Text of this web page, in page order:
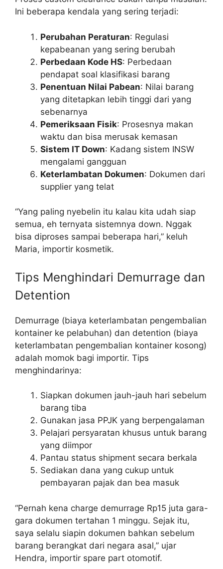
Ini beberapa kendala yang sering terjadi:
Perubahan Peraturan: Regulasi
kepabeanan yang sering berubah
Perbedaan Kode HS: Perbedaan
pendapat soal klasifikasi barang
Penentuan Nilai Pabean: Nilai barang
yang ditetapkan lebih tinggi dari yang
sebenarnya
Pemeriksaan Fisik: Prosesnya makan
waktu dan bisa merusak kemasan
Sistem IT Down: Kadang sistem INSW
mengalami gangguan
Keterlambatan Dokumen: Dokumen dari
supplier yang telat
“Yang paling nyebelin itu kalau kita udah siap
semua, eh ternyata sistemnya down. Nggak
bisa diproses sampai beberapa hari,” keluh
Maria, importir kosmetik.
Tips Menghindari Demurrage dan
Detention
Demurrage (biaya keterlambatan pengembalian
kontainer ke pelabuhan) dan detention (biaya
keterlambatan pengembalian kontainer kosong)
adalah momok bagi importir. Tips
menghindarinya:
Siapkan dokumen jauh-jauh hari sebelum
barang tiba
Gunakan jasa PPJK yang berpengalaman
Pelajari persyaratan khusus untuk barang
yang diimpor
Pantau status shipment secara berkala
Sediakan dana yang cukup untuk
pembayaran pajak dan bea masuk
“Pernah kena charge demurrage Rp15 juta gara-
gara dokumen tertahan 1 minggu. Sejak itu,
saya selalu siapin dokumen bahkan sebelum
barang berangkat dari negara asal,” ujar
Hendra, importir spare part otomotif.